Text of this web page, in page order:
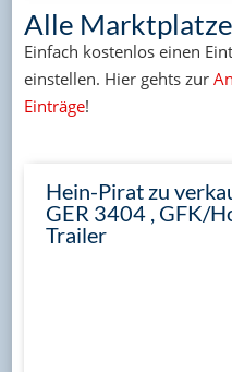
Alle
Einfach kostenlos einen
einstellen. Hier gehts zur
Einträge!
Hein-Pirat zu
GER 3404 , GFK/
Trailer